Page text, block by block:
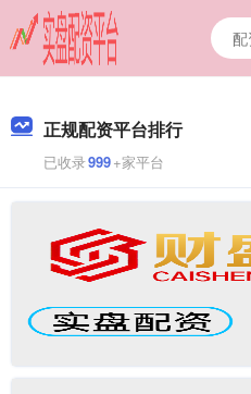
正规配资平台排行
已收录999+家平台